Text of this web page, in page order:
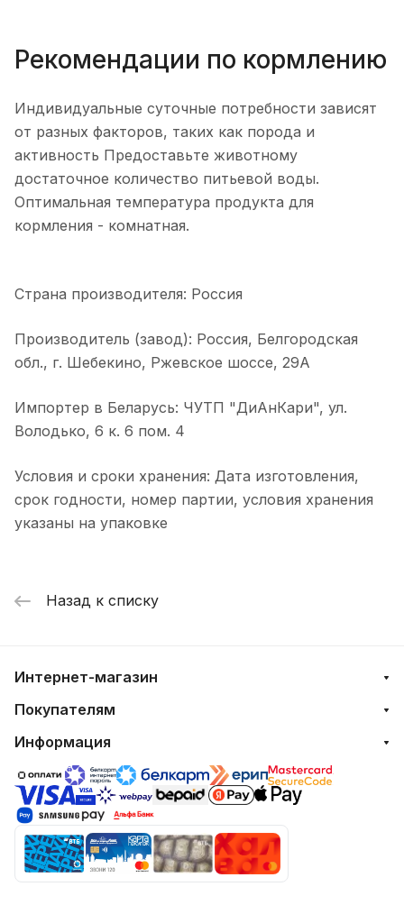
Рекомендации по кормлению
Индивидуальные суточные потребности зависят
от разных факторов, таких как порода и
активность Предоставьте животному
достаточное количество питьевой воды.
Оптимальная температура продукта для
кормления - комнатная.
Страна производителя: Россия
Производитель (завод): Россия, Белгородская
обл., г. Шебекино, Ржевское шоссе, 29А
Импортер в Беларусь: ЧУТП "ДиАнКари", ул.
Володько, 6 к. 6 пом. 4
Условия и сроки хранения: Дата изготовления,
срок годности, номер партии, условия хранения
указаны на упаковке
Назад к списку
Интернет-магазин
Покупателям
Информация